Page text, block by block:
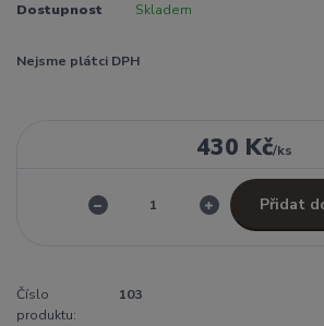
Dostupnost Skladem
Nejsme plátci DPH
430 Kč/ks
Přidat
Číslo
produktu:
103